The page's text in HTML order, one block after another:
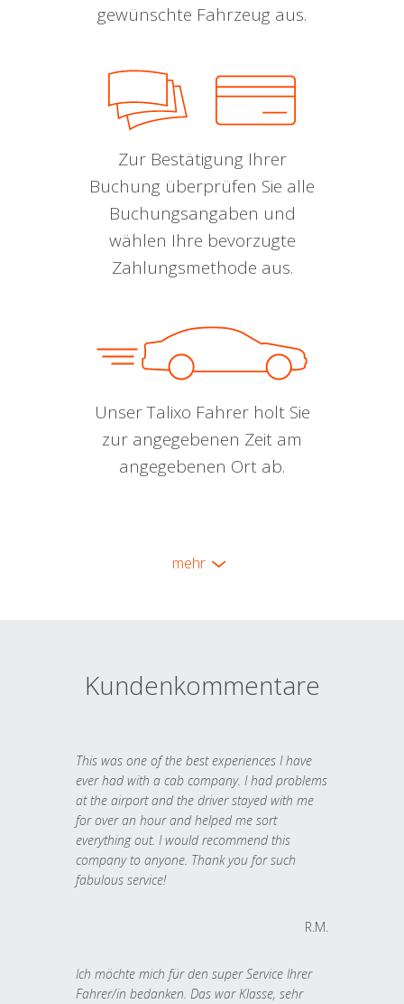
gewünschte Fahrzeug aus.
Zur Bestätigung Ihrer
Buchung überprüfen Sie alle
Buchungsangaben und
wählen Ihre bevorzugte
Zahlungsmethode aus.
Unser Talixo Fahrer holt Sie
zur angegebenen Zeit am
angegebenen Ort ab.
mehr
Kundenkommentare
This was one of the best experiences I have
ever had with a cab company. I had problems
at the airport and the driver stayed with me
for over an hour and helped me sort
everything out. I would recommend this
company to anyone. Thank you for such
fabulous service!
R.M.
Ich möchte mich für den super Service Ihrer
Fahrer/in bedanken. Das war Klasse, sehr